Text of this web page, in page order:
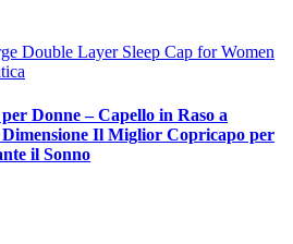
Donne – Capello in Raso a
Il Miglior Copricapo per
il Sonno